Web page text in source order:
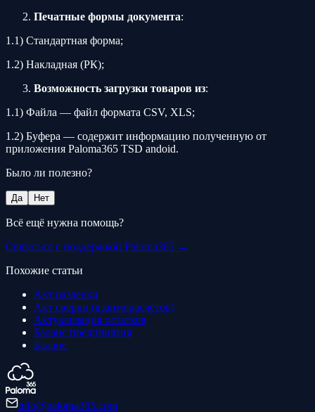
Печатные формы документа:
1.1) Стандартная форма;
1.2) Накладная (РК);
Возможность загрузки товаров из:
1.1) Файла — файл формата CSV, XLS;
1.2) Буфера — содержит информацию полученную от
приложения Paloma365 TSD andoid.
Было ли полезно?
Да Нет
Всё ещё нужна помощь?
Связаться с поддержкой Paloma365 →
Похожие статьи
Акт разделки
Акт сверки (взаиморасчетов)
Актуализация остатков
Баланс предприятия
Баланс
info@paloma365.com